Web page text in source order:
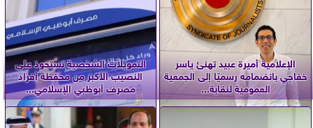
الإعلامية أميرة عبيد تهنئ ياسر
خفاجي بانضمامه رسميًا إلى الجمعية
العمومية لنقابة...
التمويلات الشخصية تستحوذ على
النصيب الأكبر من محفظة أفراد
مصرف أبوظبي الإسلامي...